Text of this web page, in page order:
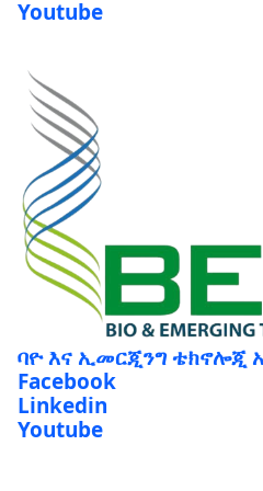
Youtube
ባዮ እና ኢመርጂንግ ቴክኖሎጂ
Facebook
Linkedin
Youtube